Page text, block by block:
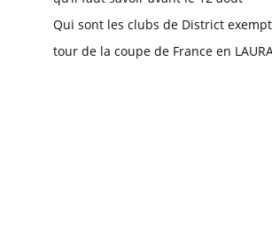
Qui sont les clubs de District
tour de la coupe de France en